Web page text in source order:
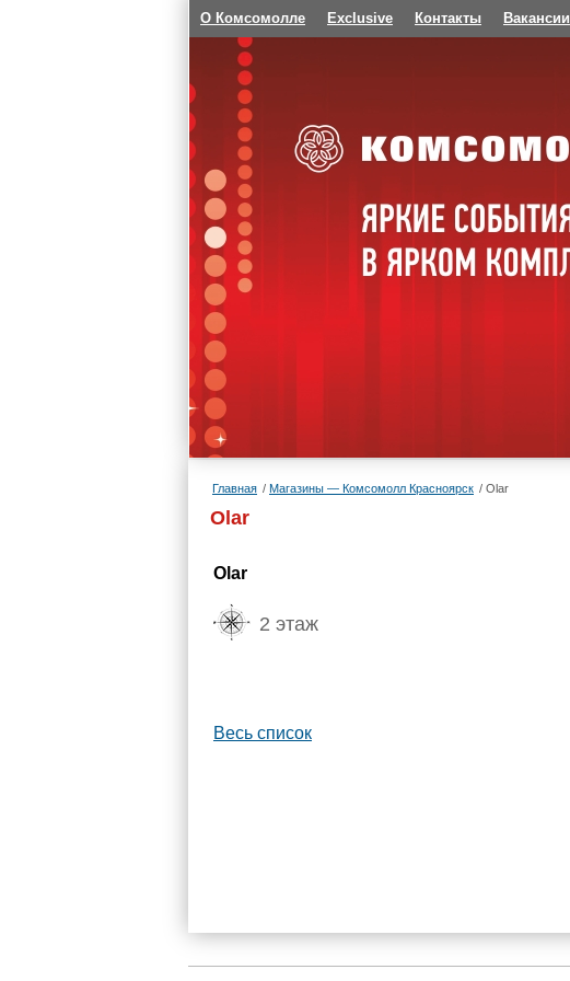
О Комсомолле Exclusive Контакты Вакансии
Главная Магазины — Комсомолл Красноярск Olar
Olar
Olar
2 этаж
Весь список